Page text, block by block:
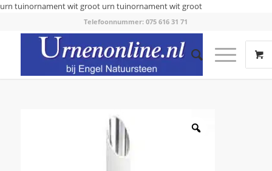
urn tuinornament wit groot urn tuinornament wit groot
Telefoonnummer: 075 616 31 71